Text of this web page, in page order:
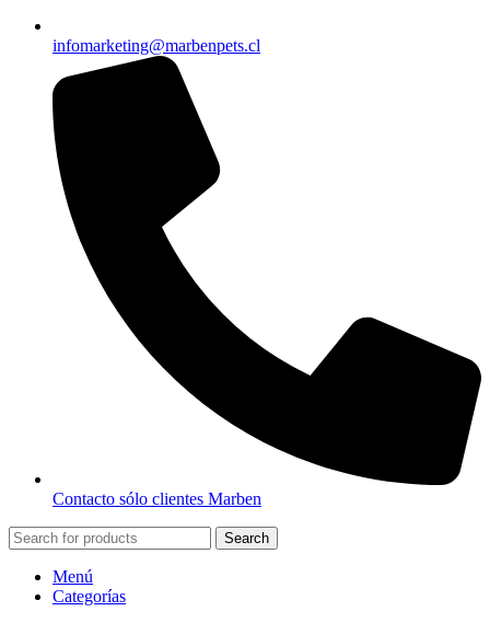
infomarketing@marbenpets.cl
Contacto sólo clientes Marben
Search
Menú
Categorías